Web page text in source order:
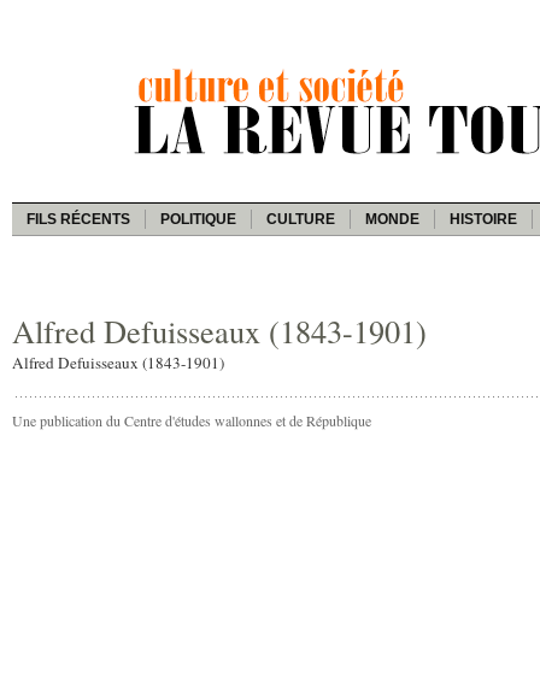
FILS RÉCENTS POLITIQUE CULTURE MONDE HISTOIRE
Alfred Defuisseaux (1843-1901)
Alfred Defuisseaux (1843-1901)
Une publication du Centre d'études wallonnes et de République